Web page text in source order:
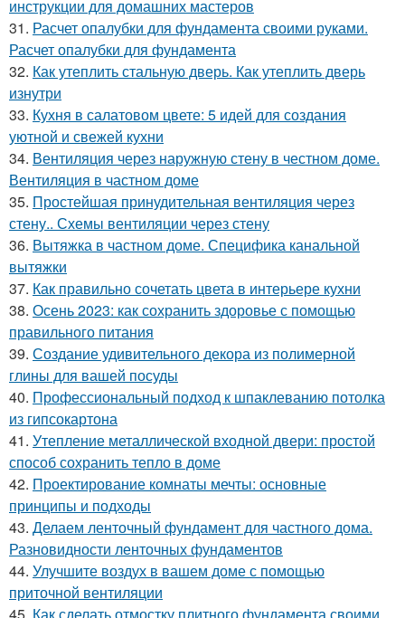
инструкции для домашних мастеров
31. Расчет опалубки для фундамента своими руками.
Расчет опалубки для фундамента
32. Как утеплить стальную дверь. Как утеплить дверь
изнутри
33. Кухня в салатовом цвете: 5 идей для создания
уютной и свежей кухни
34. Вентиляция через наружную стену в честном доме.
Вентиляция в частном доме
35. Простейшая принудительная вентиляция через
стену.. Схемы вентиляции через стену
36. Вытяжка в частном доме. Специфика канальной
вытяжки
37. Как правильно сочетать цвета в интерьере кухни
38. Осень 2023: как сохранить здоровье с помощью
правильного питания
39. Создание удивительного декора из полимерной
глины для вашей посуды
40. Профессиональный подход к шпаклеванию потолка
из гипсокартона
41. Утепление металлической входной двери: простой
способ сохранить тепло в доме
42. Проектирование комнаты мечты: основные
принципы и подходы
43. Делаем ленточный фундамент для частного дома.
Разновидности ленточных фундаментов
44. Улучшите воздух в вашем доме с помощью
приточной вентиляции
45. Как сделать отмостку плитного фундамента своими